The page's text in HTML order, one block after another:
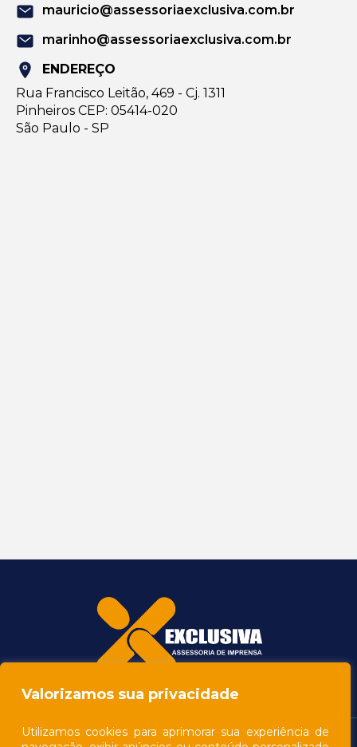
Valorizamos sua privacidade
Utilizamos cookies para aprimorar sua experiência de
mauricio@assessoriaexclusiva.com.br
marinho@assessoriaexclusiva.com.br
ENDEREÇO
Rua Francisco Leitão, 469 - Cj. 1311
Pinheiros CEP: 05414-020
São Paulo - SP